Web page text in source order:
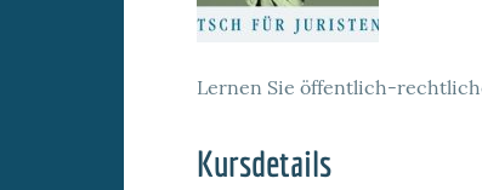
Lernen Sie öffentlich-
Kursdetails